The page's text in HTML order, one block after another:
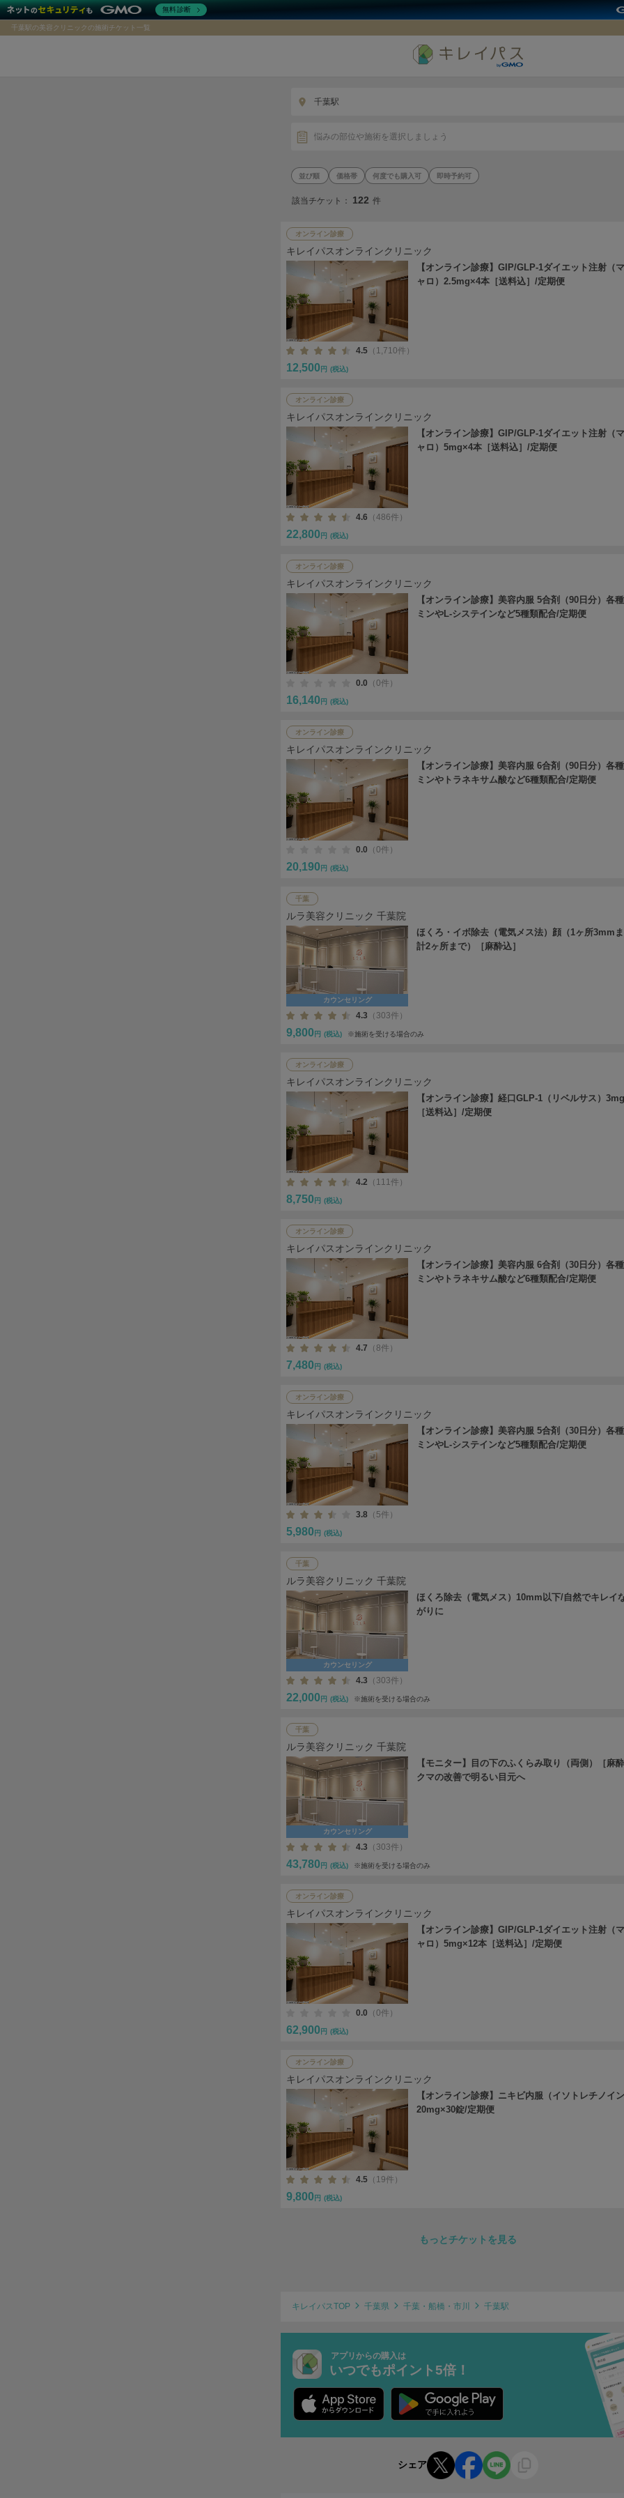
千葉駅の美容クリニックの施術チケット一覧
千葉駅
悩みの部位や施術を選択しましょう
価格帯 何度でも購入可 即時予約可
該当チケット： 122 件
オンライン診療
キレイパスオンラインクリニック
【オンライン診療】GIP/GLP-1ダイエット注射（
ャロ）2.5mg×4本［送料込］/定期便
4.5 （1,710件）
12,500 円 (税込)
オンライン診療
キレイパスオンラインクリニック
【オンライン診療】GIP/GLP-1ダイエット注射（
ャロ）5mg×4本［送料込］/定期便
4.6 （486件）
22,800 円 (税込)
オンライン診療
キレイパスオンラインクリニック
【オンライン診療】美容内服 5合剤（90日分）各
ミンやL-システインなど5種類配合/定期便
0.0 （0件）
16,140 円 (税込)
オンライン診療
キレイパスオンラインクリニック
【オンライン診療】美容内服 6合剤（90日分）各
ミンやトラネキサム酸など6種類配合/定期便
0.0 （0件）
20,190 円 (税込)
千葉
ルラ美容クリニック 千葉院
カウンセリング
ほくろ・イボ除去（電気メス法）顔（1ヶ所3mm
計2ヶ所まで）［麻酔込］
4.3 （303件）
9,800 円 (税込) ※施術を受ける場合のみ
オンライン診療
キレイパスオンラインクリニック
【オンライン診療】経口GLP-1（リベルサス）
［送料込］/定期便
4.2 （111件）
8,750 円 (税込)
オンライン診療
キレイパスオンラインクリニック
【オンライン診療】美容内服 6合剤（30日分）各
ミンやトラネキサム酸など6種類配合/定期便
4.7 （8件）
7,480 円 (税込)
オンライン診療
キレイパスオンラインクリニック
【オンライン診療】美容内服 5合剤（30日分）各
ミンやL-システインなど5種類配合/定期便
3.8 （5件）
5,980 円 (税込)
千葉
ルラ美容クリニック 千葉院
カウンセリング
ほくろ除去（電気メス）10mm以下/自然でキレイ
がりに
4.3 （303件）
22,000 円 (税込) ※施術を受ける場合のみ
千葉
ルラ美容クリニック 千葉院
カウンセリング
【モニター】目の下のふくらみ取り（両側）［麻
クマの改善で明るい目元へ
4.3 （303件）
43,780 円 (税込) ※施術を受ける場合のみ
オンライン診療
キレイパスオンラインクリニック
【オンライン診療】GIP/GLP-1ダイエット注射（
ャロ）5mg×12本［送料込］/定期便
0.0 （0件）
62,900 円 (税込)
オンライン診療
キレイパスオンラインクリニック
【オンライン診療】ニキビ内服（イソトレチノイ
20mg×30錠/定期便
4.5 （19件）
9,800 円 (税込)
もっとチケットを見る
キレイパスTOP 千葉県 千葉・船橋・市川 千葉駅
アプリからの購入は
いつでもポイント5倍！
シェア
無料診断